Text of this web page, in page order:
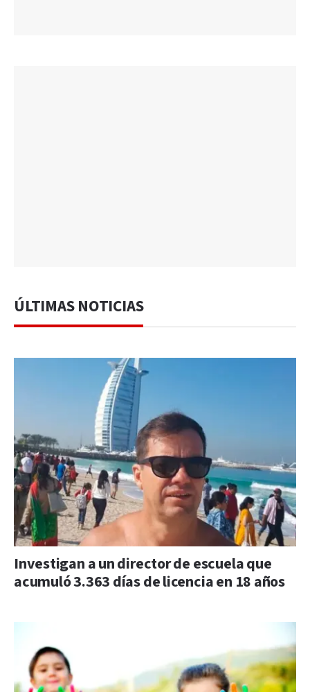
ÚLTIMAS NOTICIAS
Investigan a un director de escuela que
acumuló 3.363 días de licencia en 18 años